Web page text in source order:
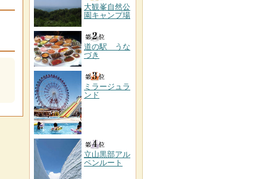
大観峯自然公
園キャンプ場
道の駅 うな
づき
ミラージュラ
ンド
立山黒部アル
ペンルート